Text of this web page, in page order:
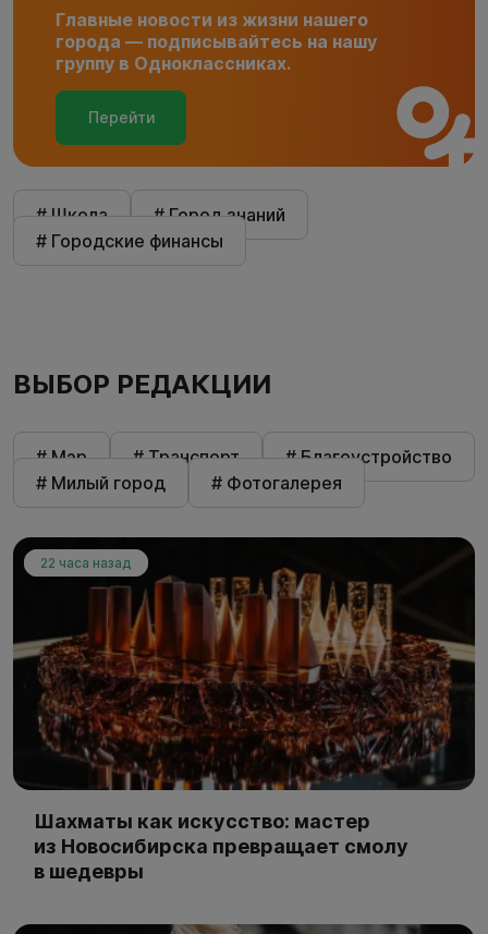
Главные новости из жизни нашего
города — подписывайтесь на нашу
группу в Одноклассниках.
Перейти
# Школа
# Город знаний
# Городские финансы
ВЫБОР РЕДАКЦИИ
# Мэр # Транспорт
# Благоустройство
# Милый город
# Фотогалерея
22 часа назад
Шахматы как искусство: мастер
из Новосибирска превращает смолу
в шедевры